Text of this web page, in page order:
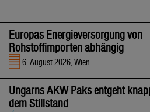
Europas Energieversorgung von
Rohstoffimporten abhängig
6. August 2026, Wien
Ungarns AKW Paks entgeht
dem Stillstand